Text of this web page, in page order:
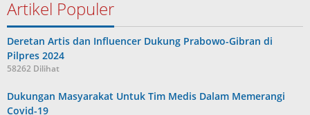
Artikel Populer
Deretan Artis dan Influencer Dukung Prabowo-Gibran di
Pilpres 2024
58262 Dilihat
Dukungan Masyarakat Untuk Tim Medis Dalam Memerangi
Covid-19